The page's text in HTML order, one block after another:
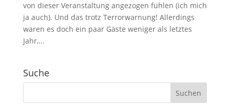
von dieser Veranstaltung angezogen fühlen (ich mich
ja auch). Und das trotz Terrorwarnung! Allerdings
waren es doch ein paar Gäste weniger als letztes
Jahr,...
Suche